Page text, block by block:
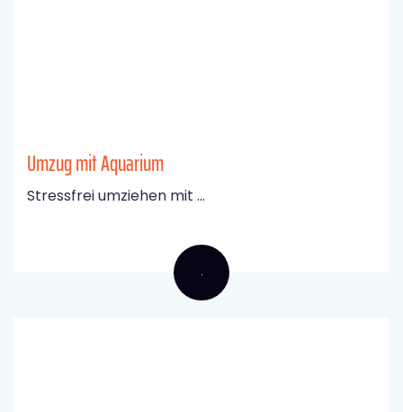
Umzug mit Aquarium
Stressfrei umziehen mit ...